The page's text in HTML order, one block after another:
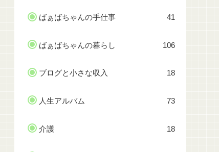
ばぁばちゃんの手仕事 41
ばぁばちゃんの暮らし 106
ブログと小さな収入 18
人生アルバム 73
介護 18